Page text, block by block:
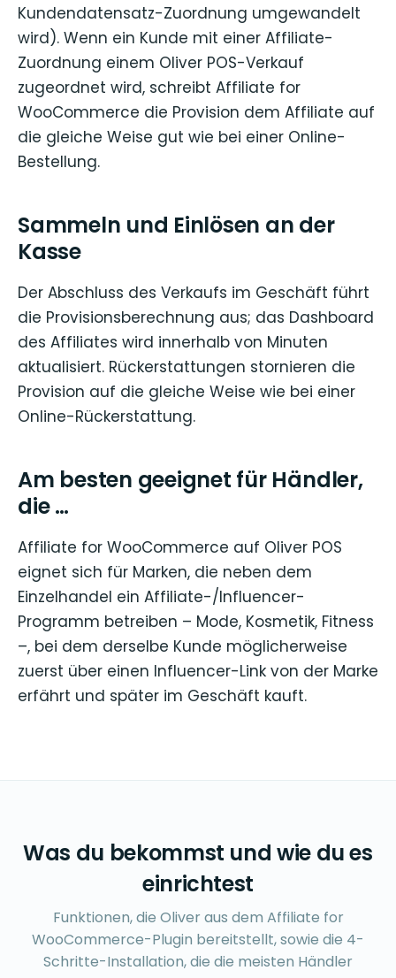
Kundendatensatz-Zuordnung umgewandelt
wird). Wenn ein Kunde mit einer Affiliate-
Zuordnung einem Oliver POS-Verkauf
zugeordnet wird, schreibt Affiliate for
WooCommerce die Provision dem Affiliate auf
die gleiche Weise gut wie bei einer Online-
Bestellung.
Sammeln und Einlösen an der
Kasse
Der Abschluss des Verkaufs im Geschäft führt
die Provisionsberechnung aus; das Dashboard
des Affiliates wird innerhalb von Minuten
aktualisiert. Rückerstattungen stornieren die
Provision auf die gleiche Weise wie bei einer
Online-Rückerstattung.
Am besten geeignet für Händler,
die …
Affiliate for WooCommerce auf Oliver POS
eignet sich für Marken, die neben dem
Einzelhandel ein Affiliate-/Influencer-
Programm betreiben – Mode, Kosmetik, Fitness
–, bei dem derselbe Kunde möglicherweise
zuerst über einen Influencer-Link von der Marke
erfährt und später im Geschäft kauft.
Was du bekommst und wie du es
einrichtest
Funktionen, die Oliver aus dem Affiliate for
WooCommerce-Plugin bereitstellt, sowie die 4-
Schritte-Installation, die die meisten Händler